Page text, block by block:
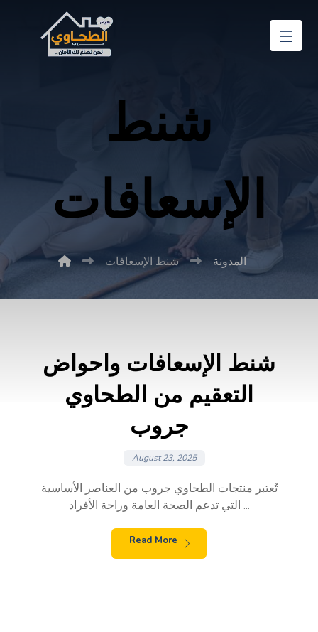
شنط
الإسعافات
المدونة شنط الإسعافات
شنط الإسعافات واحواض
التعقيم من الطحاوي
جروب
August 23, 2025
تُعتبر منتجات الطحاوي جروب من العناصر الأساسية
التي تدعم الصحة العامة وراحة الأفراد ...
Read More